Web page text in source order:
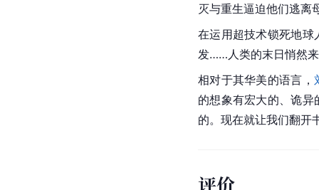
灭与重生逼迫他们逃离
在运用超技术锁死地球
发……人类的末日悄然
相对于其华美的语言，
的想象有宏大的、诡
的。现在就让我们翻开
评价